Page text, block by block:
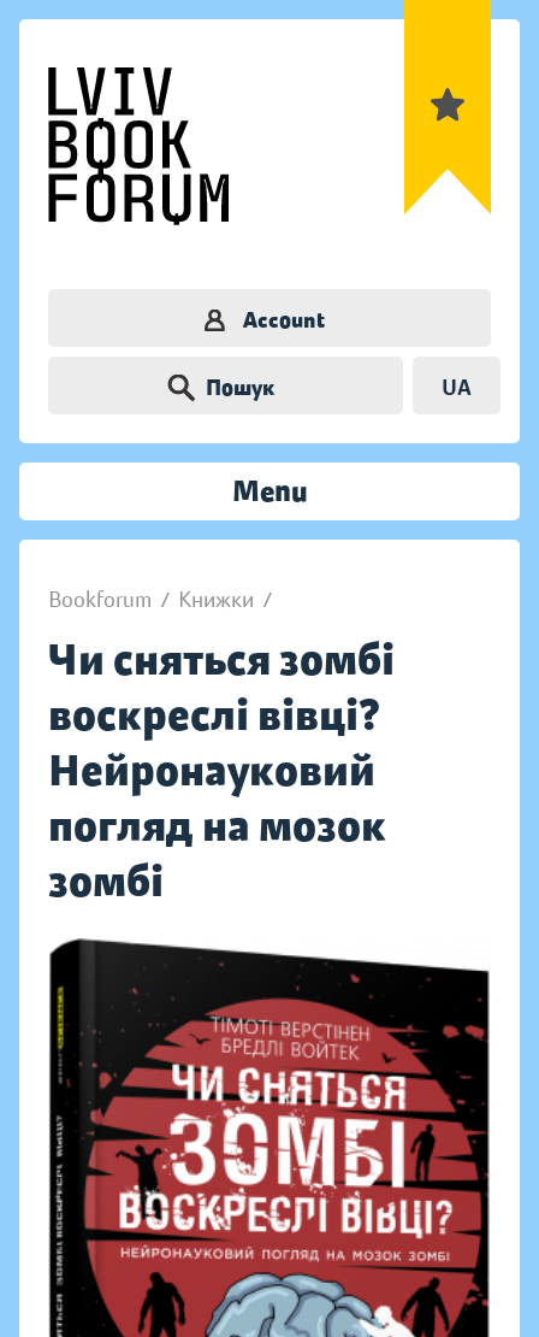
Account
Пошук UA
Menu
Bookforum / Книжки /
Чи сняться зомбі
воскреслі вівці?
Нейронауковий
погляд на мозок
зомбі